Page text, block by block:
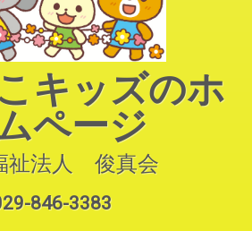
キッズのホ
ページ
祉法人　俊真会
846-3383